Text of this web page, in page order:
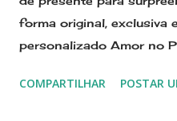
forma original, exclusiva
personalizado Amor no
surpreender seu amor!
COMPARTILHAR POSTAR